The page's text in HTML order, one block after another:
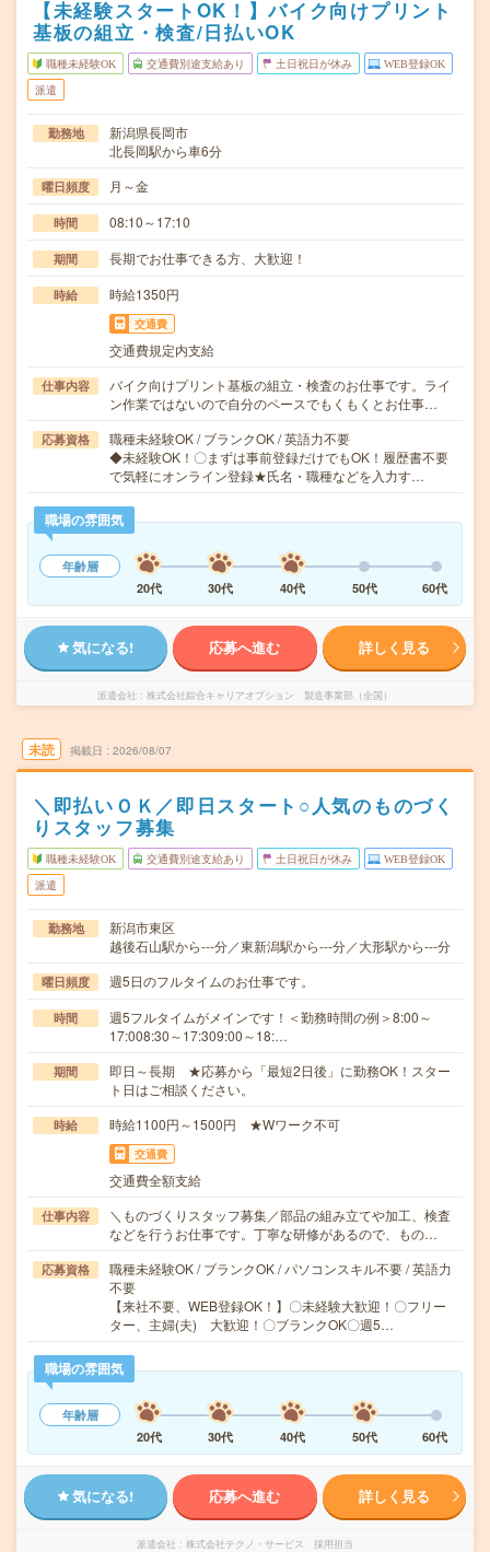
【未経験スタートOK！】バイク向けプリント
基板の組立・検査/日払いOK
職種未経験OK 交通費別途支給あり 土日祝日が休み WEB登録OK
派遣
勤務地
新潟県長岡市
北長岡駅から車6分
曜日頻度 月～金
時間 08:10～17:10
期間 長期でお仕事できる方、大歓迎！
時給 時給1350円
交通費
交通費規定内支給
仕事内容
バイク向けプリント基板の組立・検査のお仕事です。ライ
ン作業ではないので自分のペースでもくもくとお仕事…
応募資格
職種未経験OK / ブランクOK / 英語力不要
◆未経験OK！〇まずは事前登録だけでもOK！履歴書不要
で気軽にオンライン登録★氏名・職種などを入力す…
職場の雰囲気
年齢層
20代
30代 40代 50代 60代
気になる! 応募へ進む 詳しく見る
派遣会社 株式会社綜合キャリアオプション 製造事業部（全国）
未読 掲載日 2026/08/07
＼即払いＯＫ／即日スタート○人気のものづく
りスタッフ募集
職種未経験OK 交通費別途支給あり 土日祝日が休み WEB登録OK
派遣
勤務地
新潟市東区
越後石山駅から---分／東新潟駅から---分／大形駅から---分
曜日頻度 週5日のフルタイムのお仕事です。
時間
週5フルタイムがメインです！＜勤務時間の例＞8:00～
17:008:30～17:309:00～18:…
期間
即日～長期 ★応募から「最短2日後」に勤務OK！スター
ト日はご相談ください。
時給 時給1100円～1500円 ★Wワーク不可
交通費
交通費全額支給
仕事内容
＼ものづくりスタッフ募集／部品の組み立てや加工、検査
などを行うお仕事です。丁寧な研修があるので、もの…
応募資格
職種未経験OK / ブランクOK / パソコンスキル不要 / 英語力
不要
【来社不要、WEB登録OK！】〇未経験大歓迎！〇フリー
ター、主婦(夫) 大歓迎！〇ブランクOK〇週5…
職場の雰囲気
年齢層
20代
30代 40代 50代 60代
気になる! 応募へ進む 詳しく見る
派遣会社 株式会社テクノ・サービス 採用担当